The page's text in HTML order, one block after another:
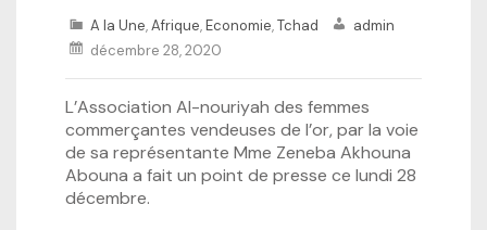
A la Une,Afrique,Economie,Tchad
admin
décembre 28, 2020
L’Association Al-nouriyah des femmes
commerçantes vendeuses de l’or, par la voie
de sa représentante Mme Zeneba Akhouna
Abouna a fait un point de presse ce lundi 28
décembre.